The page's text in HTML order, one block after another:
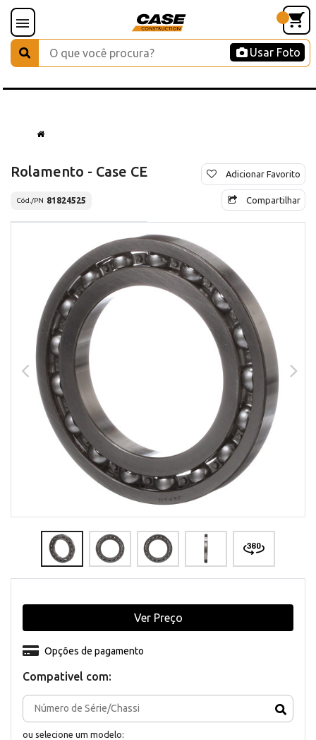
Usar Foto
Rolamento - Case CE
Cód./PN 81824525
Adicionar Favorito
Compartilhar
Compativel com:
ou selecione um modelo:
Opções de pagamento
Ver Preço